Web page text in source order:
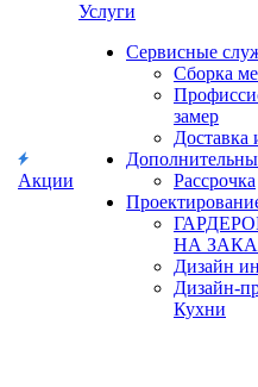
Акции
Услуги
Сервисные
Сборка
замер
Доставка
Рассрочка
НА
Дизайн
Дизайн-
Кухни